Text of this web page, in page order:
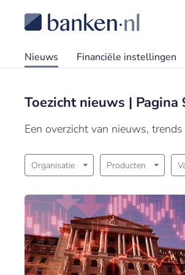
Nieuws Financiële instellingen
Toezicht nieuws | Pagina
Een overzicht van nieuws,
Organisatie Producten